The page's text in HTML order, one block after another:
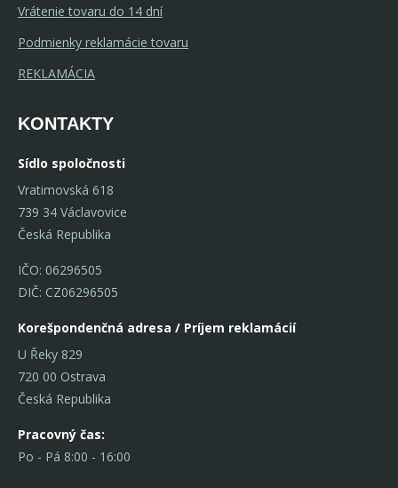
Vrátenie tovaru do 14 dní
Podmienky reklamácie tovaru
REKLAMÁCIA
KONTAKTY
Sídlo spoločnosti
Vratimovská 618
739 34 Václavovice
Česká Republika
IČO: 06296505
DIČ: CZ06296505
Korešpondenčná adresa / Príjem reklamácií
U Řeky 829
720 00 Ostrava
Česká Republika
Pracovný čas:
Po - Pá 8:00 - 16:00